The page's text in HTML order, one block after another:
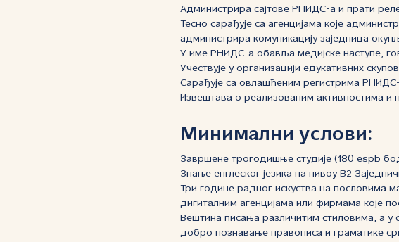
Администрира сајтове РНИДС-а и прати
Тесно сарађује са агенцијама које
администрира комуникацију заједница
У име РНИДС-а обавља медијске наступе,
Учествује у организацији едукативних
Сарађује са овлашћеним регистрима
Извештава о реализованим активностима и
Минимални услови:
Завршене трогодишње студије (180 espb
Знање енглеског језика на нивоу B2
Три године радног искуства на пословима
дигиталним агенцијама или фирмама које
Вештина писања различитим стиловима, а у
добро познавање правописа и граматике